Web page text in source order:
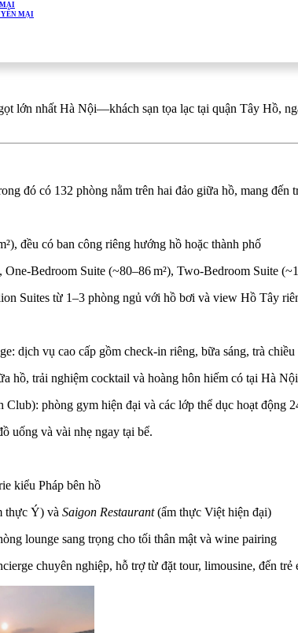
MẠI
lớn nhất Hà Nội—khách sạn tọa lạc tại quận Tây Hồ,
đó có 132 phòng nằm trên hai đảo giữa hồ, mang đến
đều có ban công riêng hướng hồ hoặc thành phố
One-Bedroom Suite (~80–86 m²), Two-Bedroom Suite
Suites từ 1–3 phòng ngủ với hồ bơi và view Hồ Tây
dịch vụ cao cấp gồm check‑in riêng, bữa sáng, trà
hồ, trải nghiệm cocktail và hoàng hôn hiếm có tại Hà
Club): phòng gym hiện đại và các lớp thể dục hoạt động
uống và vài nhẹ ngay tại bể.
kiểu Pháp bên hồ
thực Ý) và Saigon Restaurant(ẩm thực Việt hiện đại)
lounge sang trọng cho tối thân mật và wine pairing
chuyên nghiệp, hỗ trợ từ đặt tour, limousine, đến trẻ